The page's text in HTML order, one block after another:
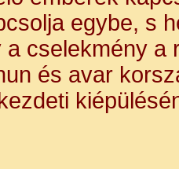
egybe, s
cselekmény a
és avar